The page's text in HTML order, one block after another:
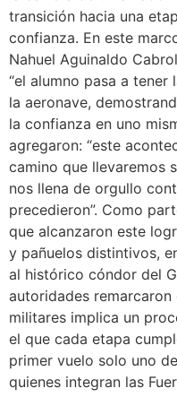
transición hacia una
confianza. En este
Nahuel Aguinaldo
“el alumno pasa a
la aeronave,
la confianza en uno
agregaron: “este
camino que llevaremos
nos llena de orgullo
precedieron”. Como
que alcanzaron este
y pañuelos distintivos,
al histórico cóndor del
autoridades
militares implica un
el que cada etapa
primer vuelo solo uno
quienes integran las